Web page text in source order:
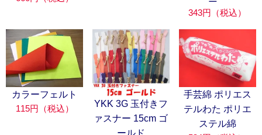
343円（税込）
カラーフェルト
115円（税込）
YKK 3G 玉付きフ
ァスナー 15cm ゴ
ールド
手芸綿 ポリエス
テルわた ポリエ
ステル綿